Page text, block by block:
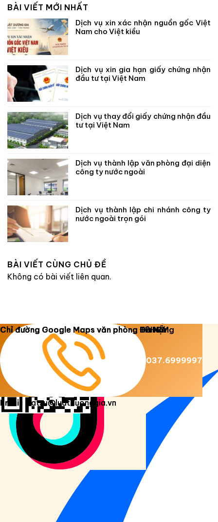
BÀI VIẾT MỚI NHẤT
Dịch vụ xin xác nhận nguồn gốc Việt
Nam cho Việt kiều
Dịch vụ xin gia hạn giấy chứng nhận
đầu tư tại Việt Nam
Dịch vụ thay đổi giấy chứng nhận đầu
tư tại Việt Nam
Dịch vụ thành lập văn phòng đại diện
công ty nước ngoài
Dịch vụ thành lập chi nhánh công ty
nước ngoài trọn gói
BÀI VIẾT CÙNG CHỦ ĐỀ
Không có bài viết liên quan.
Copyright 2026 © Luật Dương Gia